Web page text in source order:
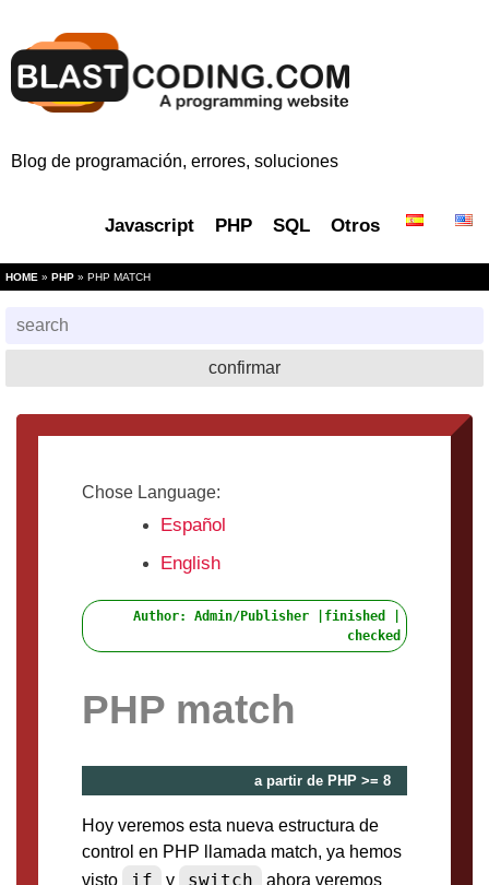
Blog de programación, errores, soluciones
Javascript PHP SQL Otros
HOME » PHP » PHP MATCH
Chose Language:
Español
English
Author: Admin/Publisher |finished |
checked
PHP match
a partir de PHP >= 8
Hoy veremos esta nueva estructura de
control en PHP llamada match, ya hemos
visto
if y switch
ahora veremos